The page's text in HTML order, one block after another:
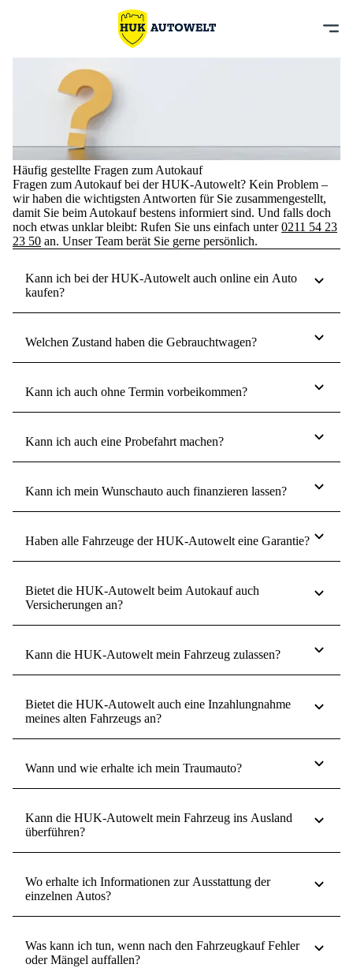
Häufig gestellte Fragen zum Autokauf
Fragen zum Autokauf bei der HUK-Autowelt? Kein Problem –
wir haben die wichtigsten Antworten für Sie zusammengestellt,
damit Sie beim Autokauf bestens informiert sind. Und falls doch
noch etwas unklar bleibt: Rufen Sie uns einfach unter0211 54 23
23 50 an. Unser Team berät Sie gerne persönlich.
Kann ich bei der HUK-Autowelt auch online ein Auto
kaufen?
Welchen Zustand haben die Gebrauchtwagen?
Kann ich auch ohne Termin vorbeikommen?
Kann ich auch eine Probefahrt machen?
Kann ich mein Wunschauto auch finanzieren lassen?
Haben alle Fahrzeuge der HUK-Autowelt eine Garantie?
Bietet die HUK-Autowelt beim Autokauf auch
Versicherungen an?
Kann die HUK-Autowelt mein Fahrzeug zulassen?
Bietet die HUK-Autowelt auch eine Inzahlungnahme
meines alten Fahrzeugs an?
Wann und wie erhalte ich mein Traumauto?
Kann die HUK-Autowelt mein Fahrzeug ins Ausland
überführen?
Wo erhalte ich Informationen zur Ausstattung der
einzelnen Autos?
Was kann ich tun, wenn nach den Fahrzeugkauf Fehler
oder Mängel auffallen?